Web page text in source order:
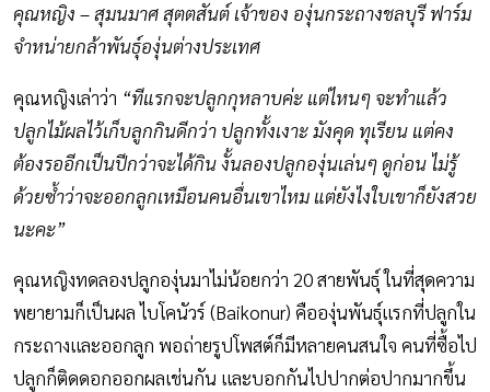
คุณหญิง – สุมนมาศ สุตตสันต์ เจ้าของ องุ่นกระถางชลบุรี ฟาร์ม
จำหน่ายกล้าพันธุ์องุ่นต่างประเทศ
คุณหญิงเล่าว่า “ทีแรกจะปลูกกุหลาบค่ะ แต่ไหนๆ จะทำแล้ว
ปลูกไม้ผลไว้เก็บลูกกินดีกว่า ปลูกทั้งเงาะ มังคุด ทุเรียน แต่คง
ต้องรออีกเป็นปีกว่าจะได้กิน งั้นลองปลูกองุ่นเล่นๆ ดูก่อน ไม่รู้
ด้วยซ้ำว่าจะออกลูกเหมือนคนอื่นเขาไหม แต่ยังไงใบเขาก็ยังสวย
นะคะ”
คุณหญิงทดลองปลูกองุ่นมาไม่น้อยกว่า 20 สายพันธุ์ ในที่สุดความ
พยายามก็เป็นผล ไบโคนัวร์ (Baikonur) คือองุ่นพันธุ์แรกที่ปลูกใน
กระถางและออกลูก พอถ่ายรูปโพสต์ก็มีหลายคนสนใจ คนที่ซื้อไป
ปลูกก็ติดดอกออกผลเช่นกัน และบอกกันไปปากต่อปากมากขึ้น